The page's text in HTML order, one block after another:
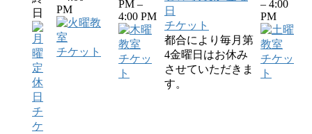
日
チ
ケ
PM
チケット
PM –
4:00 PM
チケッ
ト
チケット
都合により毎月第
4金曜日はお休み
させていただきま
す。
– 4:00
PM
チケッ
ト